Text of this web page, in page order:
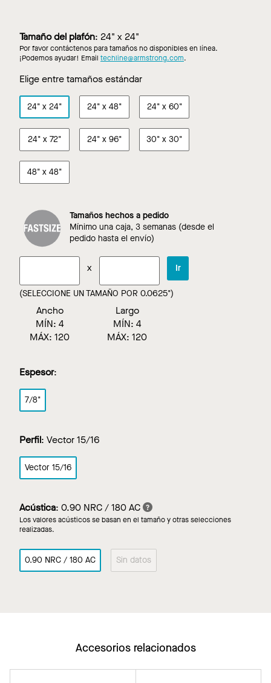
Walnut
Tamaño del plafón: 24" x 24"
Por favor contáctenos para tamaños no disponibles en línea.
¡Podemos ayudar! Email techline@armstrong.com.
Elige entre tamaños estándar
24" x 24" 24" x 48" 24"x 60"
24" x 72" 24" x 96" 30" x 30"
48" x 48"
Tamaños hechos a pedido
Mínimo una caja, 3 semanas (desde el
pedido hasta el envío)
x Ir
(SELECCIONE UN TAMAÑO POR 0.0625")
Ancho
MÍN: 4
MÁX: 120
Largo
MÍN: 4
MÁX: 120
Espesor:
7/8"
Perfil: Vector 15/16
Vector 15/16
Acústica: 0.90 NRC / 180 AC
Los valores acústicos se basan en el tamaño y otras selecciones
realizadas.
0.90 NRC / 180 AC Sin datos
Accesorios relacionados